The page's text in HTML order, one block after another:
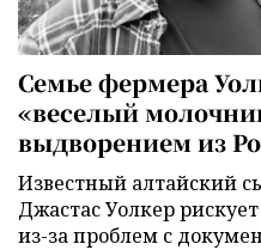
Семье фермера
«веселый
выдворением из
Известный алтайский
Джастас Уолкер
из-за проблем с